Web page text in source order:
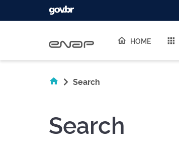
HOME
Search
Search